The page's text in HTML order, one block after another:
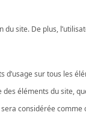
site. De plus,
sur tous les
éléments du site,
considérée